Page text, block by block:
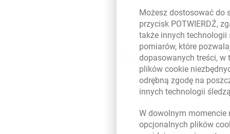
DOWIEDZ SIĘ WIĘCEJ
Wsparcie dla
Współpraca z Grupą EBI
Możesz dostosować do
przycisk POTWIERDŹ,
także innych technologii
pomiarów, które
dopasowanych treści, w
plikówcookie
odrębną zgodę na
innych technologii
W dowolnym
opcjonalnych plików